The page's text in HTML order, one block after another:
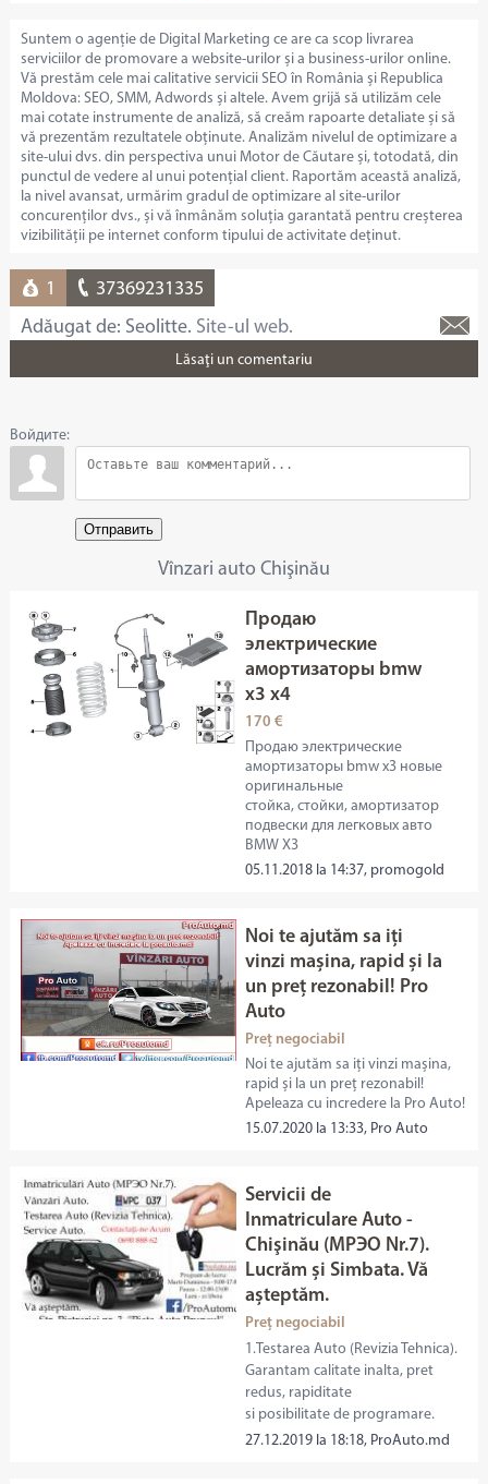
Suntem o agenție de Digital Marketing ce are ca scop livrarea
serviciilor de promovare a website-urilor și a business-urilor online.
Vă prestăm cele mai calitative servicii SEO în România și Republica
Moldova: SEO, SMM, Adwords și altele. Avem grijă să utilizăm cele
mai cotate instrumente de analiză, să creăm rapoarte detaliate și să
vă prezentăm rezultatele obținute. Analizăm nivelul de optimizare a
site-ului dvs. din perspectiva unui Motor de Căutare și, totodată, din
punctul de vedere al unui potențial client. Raportăm această analiză,
la nivel avansat, urmărim gradul de optimizare al site-urilor
concurenților dvs., și vă înmânăm soluția garantată pentru creșterea
vizibilității pe internet conform tipului de activitate deținut.
1
37369231335
Adăugat de: Seolitte. Site-ul web.
Lăsaţi un comentariu
Войдите:
Отправить
Vînzari auto Chişinău
Продаю
электрические
амортизаторы bmw
x3 x4
170 €
Продаю электрические
амортизаторы bmw x3 новые
оригинальные
стойка, стойки, амортизатор
подвески для легковых авто
BMW X3
05.11.2018 la 14:37, promogold
Noi te ajutăm sa iți
vinzi mașina, rapid și la
un preț rezonabil! Pro
Auto
Preț negociabil
Noi te ajutăm sa iți vinzi mașina,
rapid și la un preț rezonabil!
Apeleaza cu incredere la Pro Auto!
15.07.2020 la 13:33, Pro Auto
Servicii de
Inmatriculare Auto -
Chişinău (МРЭО Nr.7).
Lucrăm și Simbata. Vă
așteptăm.
Preț negociabil
1.Testarea Auto (Revizia Tehnica).
Garantam calitate inalta, pret
redus, rapiditate
si posibilitate de programare.
27.12.2019 la 18:18, ProAuto.md